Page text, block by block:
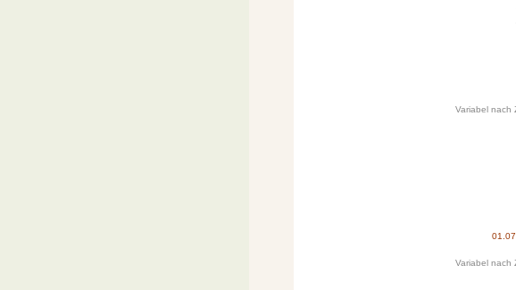
Variabel nach
01 .07
Variabel nach